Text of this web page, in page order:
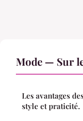
Mode — Sur
Les avantages
style et praticité.